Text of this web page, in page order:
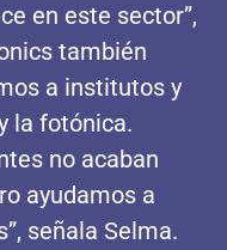
en este sector”,
también
a institutos y
la fotónica.
no acaban
ayudamos a
señala Selma.